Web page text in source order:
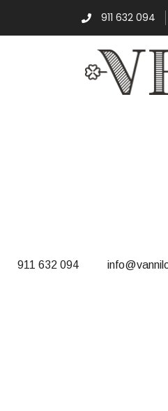
911 632 094
911 632 094